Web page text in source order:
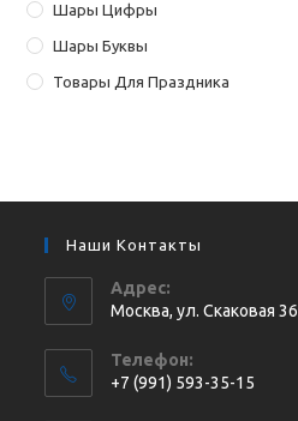
Шары Цифры
Шары Буквы
Товары Для Праздника
Наши Контакты
Адрес:
Москва, ул. Cкаковая 36
Телефон:
+7 (991) 593-35-15